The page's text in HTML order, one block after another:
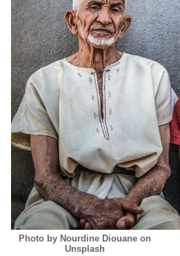
Photo by Nourdine Diouane on
Unsplash